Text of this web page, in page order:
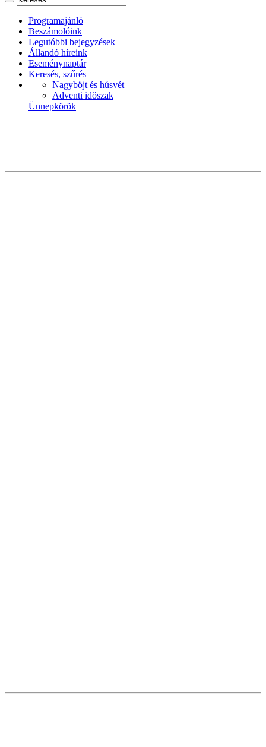
Programajánló
Beszámolóink
Legutóbbi bejegyzések
Állandó híreink
Eseménynaptár
Keresés, szűrés
Nagyböjt és húsvét
Adventi időszak
Ünnepkörök